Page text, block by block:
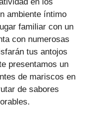
ambiente íntimo
familiar con un
con numerosas
tus antojos
presentamos un
de mariscos en
de sabores